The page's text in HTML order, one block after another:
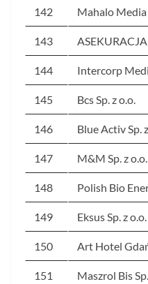
142 Mahalo Media
143 ASEKURACJA
144 Intercorp
145 Bcs Sp. z o.o.
146 Blue Activ Sp.
147 M&M Sp. z o.o.
148 Polish Bio
149 Eksus Sp. z
150 Art Hotel
151 Maszrol Bis